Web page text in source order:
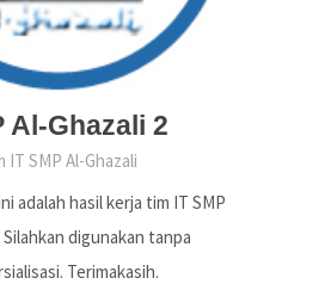
Al-Ghazali 2
IT SMP Al-Ghazali
adalah hasil kerja tim IT SMP
Silahkan digunakan tanpa
Terimakasih.